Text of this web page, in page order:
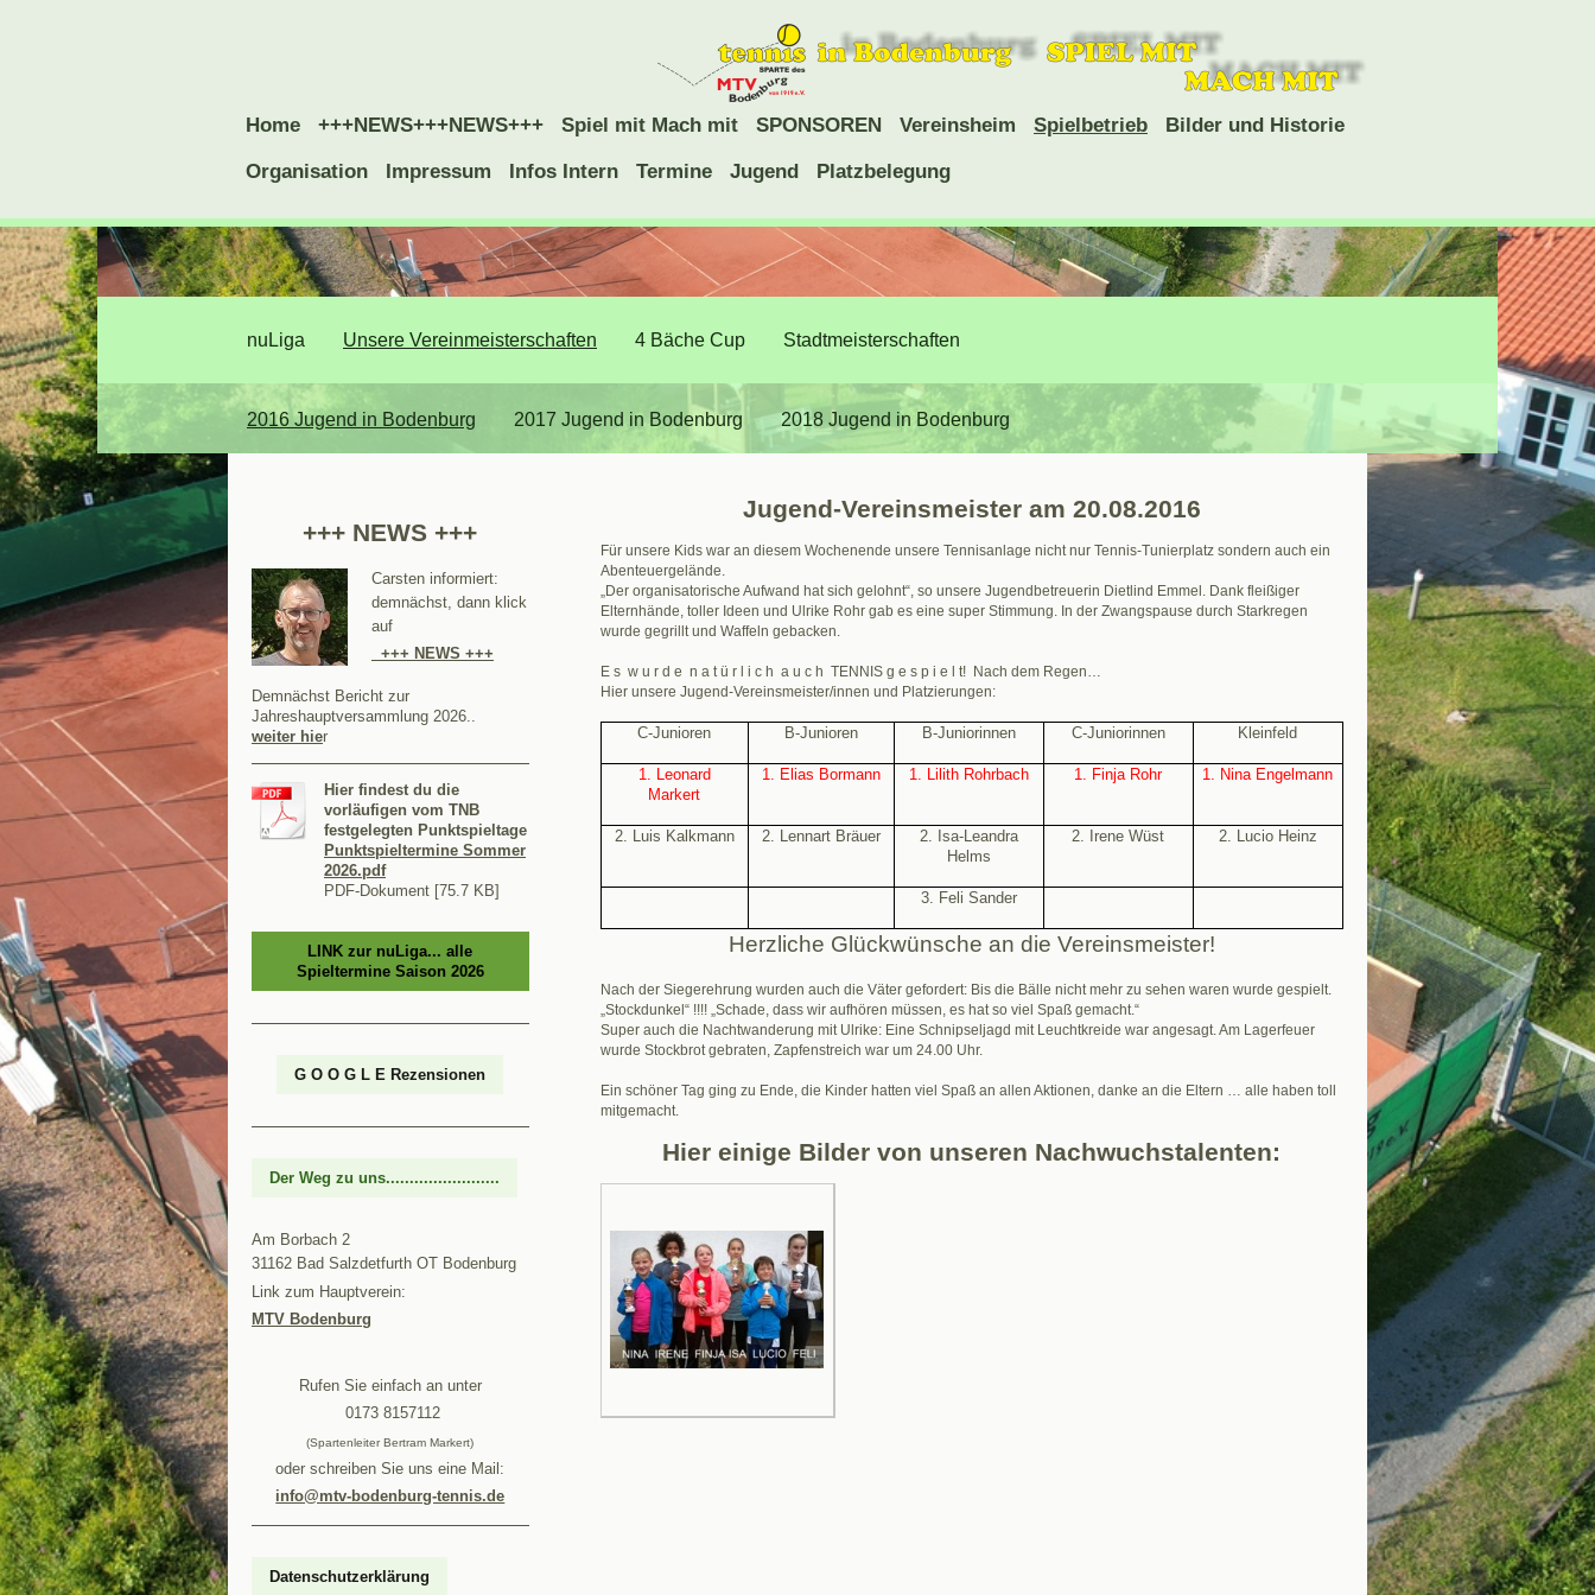
Home +++NEWS+++NEWS+++ Spiel mit Mach mit SPONSOREN Vereinsheim Spielbetrieb Bilder und Historie
Organisation Impressum Infos Intern Termine Jugend Platzbelegung
nuLiga Unsere Vereinmeisterschaften 4 Bäche Cup Stadtmeisterschaften
2016 Jugend in Bodenburg 2017 Jugend in Bodenburg 2018 Jugend in Bodenburg
Jugend-Vereinsmeister am 20.08.2016
Für unsere Kids war an diesem Wochenende unsere Tennisanlage nicht nur Tennis-Tunierplatz sondern auch ein
Abenteuergelände.
„Der organisatorische Aufwand hat sich gelohnt“, so unsere Jugendbetreuerin Dietlind Emmel. Dank fleißiger
Elternhände, toller Ideen und Ulrike Rohr gab es eine super Stimmung. In der Zwangspause durch Starkregen
wurde gegrillt und Waffeln gebacken.
E s w u r d e n a t ü r l i c h a u c h TENNIS g e s p i e l t! Nach dem Regen…
Hier unsere Jugend-Vereinsmeister/innen und Platzierungen:
C-Junioren B-Junioren B-Juniorinnen C-Juniorinnen Kleinfeld
1. Leonard
Markert
1. Elias Bormann 1. Lilith Rohrbach 1. Finja Rohr 1. Nina Engelmann
2. Luis Kalkmann 2. Lennart Bräuer
2. Isa-Leandra
Helms
2. Irene Wüst 2. Lucio Heinz
3. Feli Sander
Herzliche Glückwünsche an die Vereinsmeister!
Nach der Siegerehrung wurden auch die Väter gefordert: Bis die Bälle nicht mehr zu sehen waren wurde gespielt.
„Stockdunkel“ !!!! „Schade, dass wir aufhören müssen, es hat so viel Spaß gemacht.“
Super auch die Nachtwanderung mit Ulrike: Eine Schnipseljagd mit Leuchtkreide war angesagt. Am Lagerfeuer
wurde Stockbrot gebraten, Zapfenstreich war um 24.00 Uhr.
Ein schöner Tag ging zu Ende, die Kinder hatten viel Spaß an allen Aktionen, danke an die Eltern … alle haben toll
mitgemacht.
Hier einige Bilder von unseren Nachwuchstalenten:
+++ NEWS +++
Carsten informiert:
demnächst, dann klick
auf
+++ NEWS +++
Demnächst Bericht zur
Jahreshauptversammlung 2026..
weiter hier
Hier findest du die
vorläufigen vom TNB
festgelegten Punktspieltage
Punktspieltermine Sommer
2026.pdf
PDF-Dokument [75.7 KB]
LINK zur nuLiga... alle
Spieltermine Saison 2026
G O O G L E Rezensionen
Der Weg zu uns........................
Am Borbach 2
31162 Bad Salzdetfurth OT Bodenburg
Link zum Hauptverein:
MTV Bodenburg
Rufen Sie einfach an unter
0173 8157112
(Spartenleiter Bertram Markert)
oder schreiben Sie uns eine Mail:
info@mtv-bodenburg-tennis.de
Datenschutzerklärung